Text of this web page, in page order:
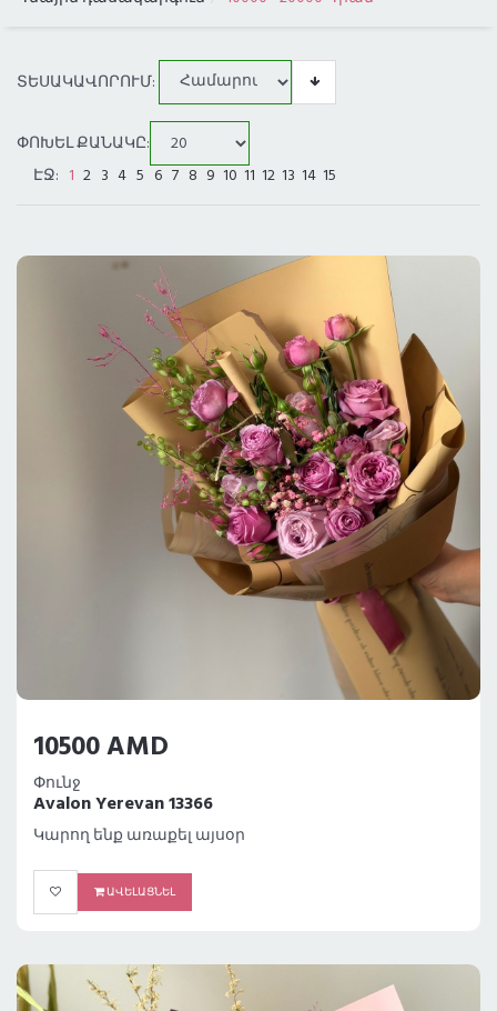
ԲՈԼՈՐ ՔԱՂԱՔՆԵՐԸ
ԱՌԱՔՈՒՄ ԼՈՍ ԱՆՋԵԼԵՍՈՒՄ
ՏԵՍԱԿԱՎՈՐՈՒՄ:
ՓՈԽԵԼ ՔԱՆԱԿԸ:
ԷՋ: 1 2 3 4 5 6 7 8 9 10 11 12 13 14 15
10500 AMD
Փունջ
Avalon Yerevan 13366
Կարող ենք առաքել այսօր
ԱՎԵԼԱՑՆԵԼ